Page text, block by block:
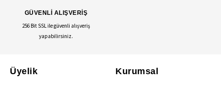
GÜVENLİ ALIŞVERİŞ
256 Bit SSL ile güvenli alışveriş
yapabilirsiniz.
Üyelik Kurumsal